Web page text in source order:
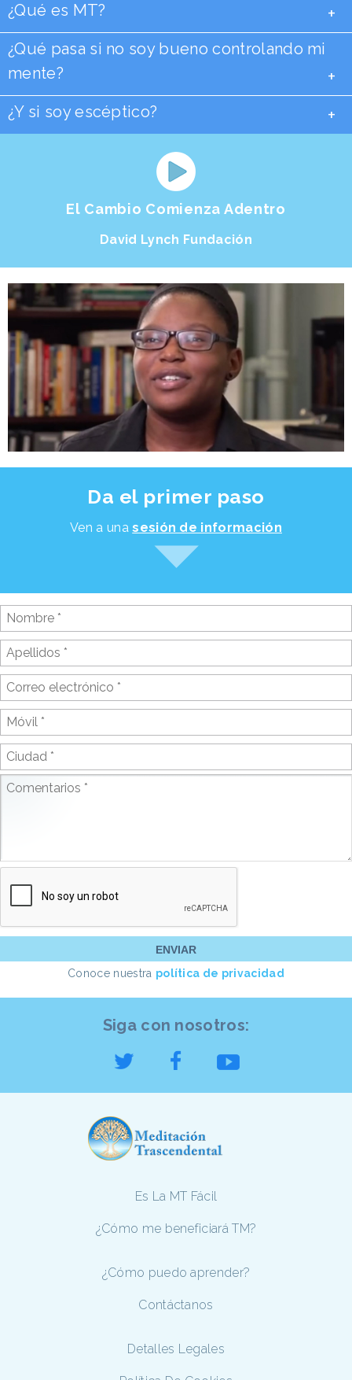
¿Qué es MT? +
¿Qué pasa si no soy bueno controlando mi
mente?
+
¿Y si soy escéptico? +
El Cambio Comienza Adentro
David Lynch Fundación
Da el primer paso
Ven a unasesión de información
Conoce nuestra política de privacidad
Siga con nosotros:
Es La MT Fácil
¿Cómo me beneficiará TM?
¿Cómo puedo aprender?
Contáctanos
Detalles Legales